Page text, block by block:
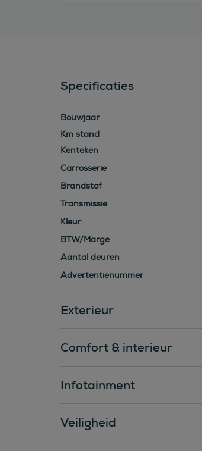
Specificaties
Bouwjaar
Kenteken
Carrosserie
Brandstof
Transmissie
Kleur
BTW/Marge
Aantal deuren
Advertentienummer
Exterieur
Comfort & interieur
Infotainment
Veiligheid